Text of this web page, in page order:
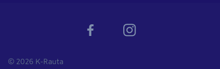
© 2026 K-Rauta